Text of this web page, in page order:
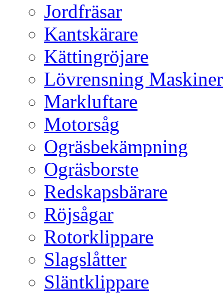
Jordfräsar
Kantskärare
Kättingröjare
Lövrensning Maskiner
Markluftare
Motorsåg
Ogräsbekämpning
Ogräsborste
Redskapsbärare
Röjsågar
Rotorklippare
Slagslåtter
Släntklippare